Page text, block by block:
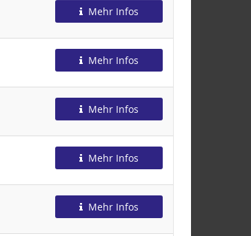
Mehr Infos
Mehr Infos
Mehr Infos
Mehr Infos
Mehr Infos